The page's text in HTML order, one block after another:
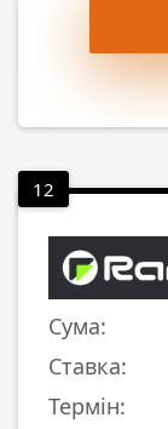
12
Сума:
Ставка:
Термін: